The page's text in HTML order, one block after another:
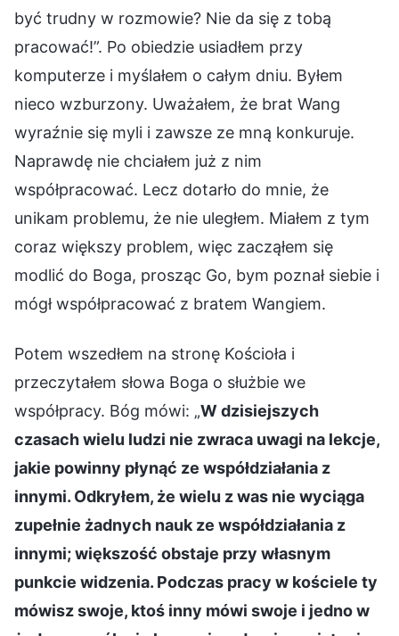
być trudny w rozmowie? Nie da się z tobą
pracować!”. Po obiedzie usiadłem przy
komputerze i myślałem o całym dniu. Byłem
nieco wzburzony. Uważałem, że brat Wang
wyraźnie się myli i zawsze ze mną konkuruje.
Naprawdę nie chciałem już z nim
współpracować. Lecz dotarło do mnie, że
unikam problemu, że nie uległem. Miałem z tym
coraz większy problem, więc zacząłem się
modlić do Boga, prosząc Go, bym poznał siebie i
mógł współpracować z bratem Wangiem.
Potem wszedłem na stronę Kościoła i
przeczytałem słowa Boga o służbie we
współpracy. Bóg mówi: „W dzisiejszych
czasach wielu ludzi nie zwraca uwagi na lekcje,
jakie powinny płynąć ze współdziałania z
innymi. Odkryłem, że wielu z was nie wyciąga
zupełnie żadnych nauk ze współdziałania z
innymi; większość obstaje przy własnym
punkcie widzenia. Podczas pracy w kościele ty
mówisz swoje, ktoś inny mówi swoje i jedno w